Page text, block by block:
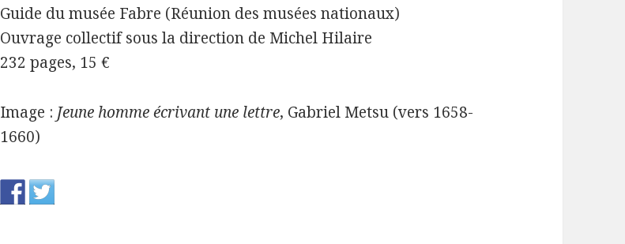
Guide du musée Fabre (Réunion des musées nationaux)
Ouvrage collectif sous la direction de Michel Hilaire
232 pages, 15 €
Image : Jeune homme écrivant une lettre, Gabriel Metsu (vers 1658-
1660)